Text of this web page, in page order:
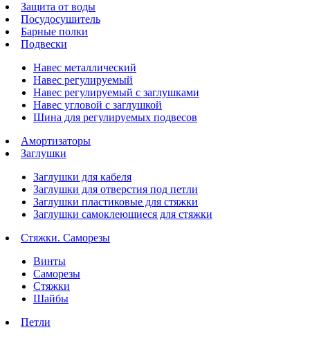
Защита от воды
Посудосушитель
Барные полки
Подвески
Навес металлический
Навес регулируемый
Навес регулируемый с заглушками
Навес угловой с заглушкой
Шина для регулируемых подвесов
Амортизаторы
Заглушки
Заглушки для кабеля
Заглушки для отверстия под петли
Заглушки пластиковые для стяжки
Заглушки самоклеющиеся для стяжки
Стяжки. Саморезы
Винты
Саморезы
Стяжки
Шайбы
Петли